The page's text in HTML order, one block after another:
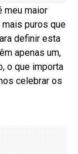
meu maior
puros que
definir esta
apenas um,
o que importa
celebrar os